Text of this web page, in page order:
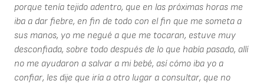
porque tenía tejido adentro, que en las próximas horas me
iba a dar fiebre, en fin de todo con el fin que me someta a
sus manos, yo me negué a que me tocaran, estuve muy
desconfiada, sobre todo después de lo que había pasado, allí
no me ayudaron a salvar a mi bebé, así cómo iba yo a
confiar, les dije que iría a otro lugar a consultar, que no